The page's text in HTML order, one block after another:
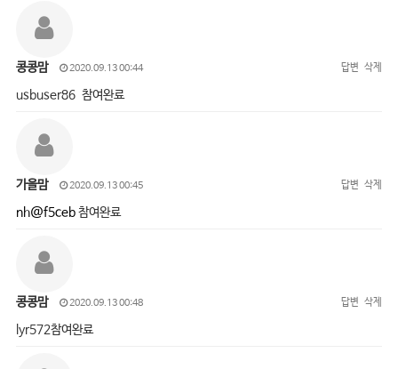
콩콩맘 2020.09.13 00:44 답변 삭제
usbuser86 참여완료
가을맘 2020.09.13 00:45 답변 삭제
nh@f5ceb참여완료
콩콩맘 2020.09.13 00:48 답변 삭제
lyr572참여완료